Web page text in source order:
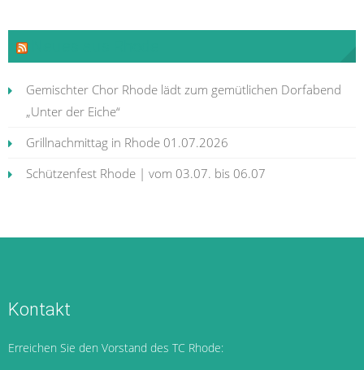
Gemischter Chor Rhode lädt zum gemütlichen Dorfabend
„Unter der Eiche“
Grillnachmittag in Rhode 01.07.2026
Schützenfest Rhode | vom 03.07. bis 06.07
Kontakt
Erreichen Sie den Vorstand des TC Rhode: